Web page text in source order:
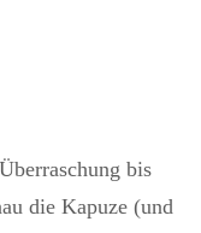
bis
die Kapuze (und